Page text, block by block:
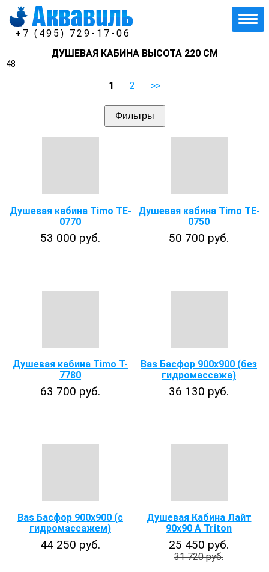
+7 (495) 729-17-06
ДУШЕВАЯ КАБИНА ВЫСОТА 220 СМ
48
1 2 >>
Фильтры
Душевая кабина Timo TE-
0770
53 000 руб.
Душевая кабина Timo TE-
0750
50 700 руб.
Душевая кабина Timo T-
7780
63 700 руб.
Bas Басфор 900х900 (без
гидромассажа)
36 130 руб.
Bas Басфор 900х900 (с
гидромассажем)
44 250 руб.
Душевая Кабина Лайт
90х90 А Triton
25 450 руб.
31 720 руб.